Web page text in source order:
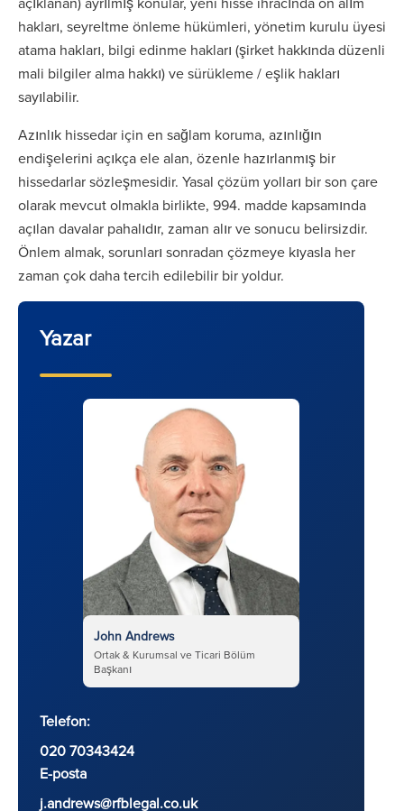
hakları, seyreltme önleme hükümleri, yönetim kurulu üyesi
atama hakları, bilgi edinme hakları (şirket hakkında düzenli
mali bilgiler alma hakkı) ve sürükleme / eşlik hakları
sayılabilir.
Azınlık hissedar için en sağlam koruma, azınlığın
endişelerini açıkça ele alan, özenle hazırlanmış bir
hissedarlar sözleşmesidir. Yasal çözüm yolları bir son çare
olarak mevcut olmakla birlikte, 994. madde kapsamında
açılan davalar pahalıdır, zaman alır ve sonucu belirsizdir.
Önlem almak, sorunları sonradan çözmeye kıyasla her
zaman çok daha tercih edilebilir bir yoldur.
Yazar
John Andrews
Ortak & Kurumsal ve Ticari Bölüm
Başkanı
Telefon:
020 70343424
E-posta
j.andrews@rfblegal.co.uk